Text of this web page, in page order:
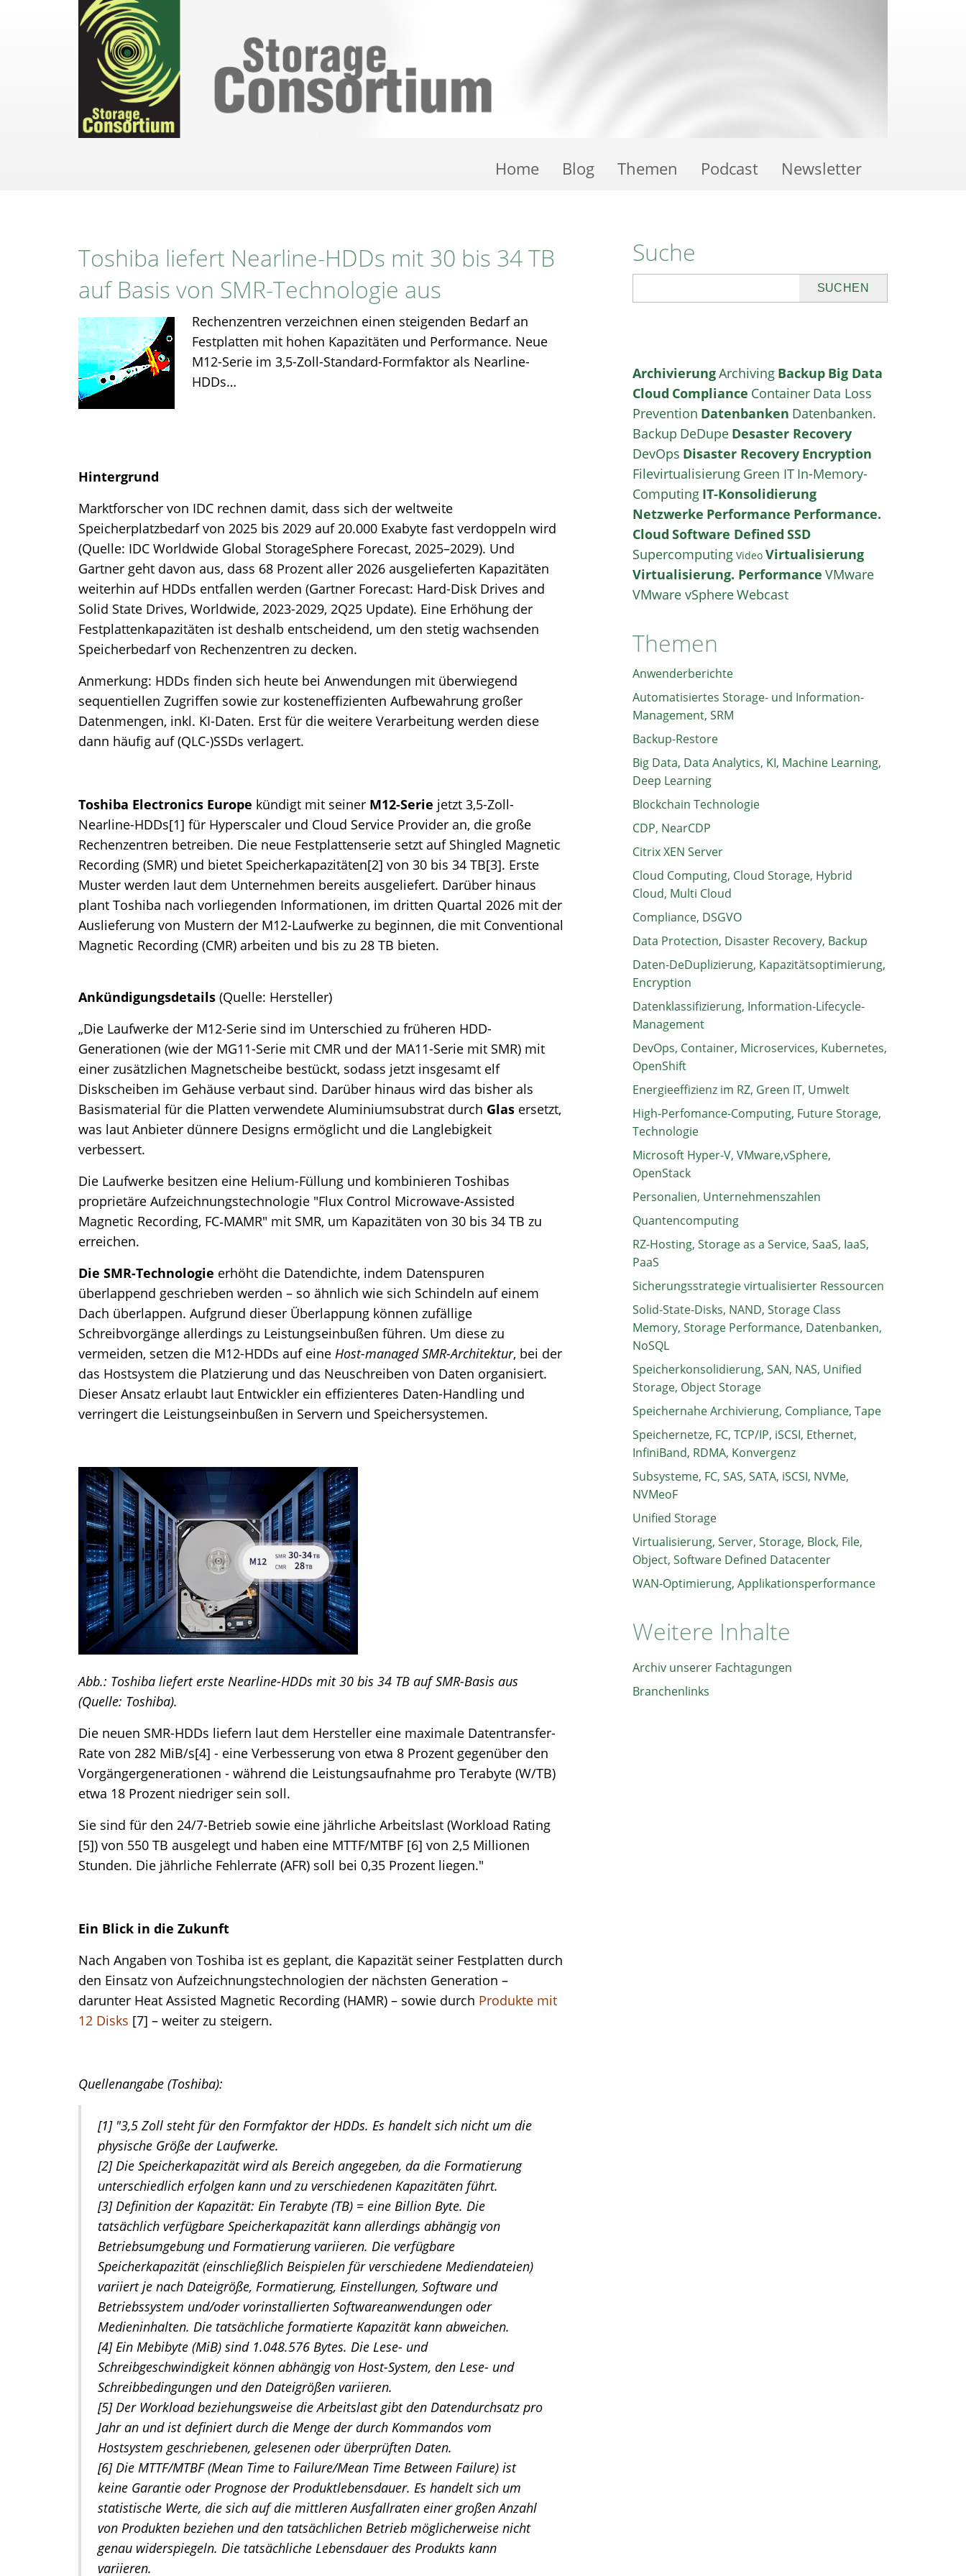
Home Blog Themen Podcast Newsletter
Toshiba liefert Nearline-HDDs mit 30 bis 34 TB
auf Basis von SMR-Technologie aus
Rechenzentren verzeichnen einen steigenden Bedarf an
Festplatten mit hohen Kapazitäten und Performance. Neue
M12-Serie im 3,5-Zoll-Standard-Formfaktor als Nearline-
HDDs…
Hintergrund
Marktforscher von IDC rechnen damit, dass sich der weltweite
Speicherplatzbedarf von 2025 bis 2029 auf 20.000 Exabyte fast verdoppeln wird
(Quelle: IDC Worldwide Global StorageSphere Forecast, 2025–2029​). Und
Gartner geht davon aus, dass 68 Prozent aller 2026 ausgelieferten Kapazitäten
weiterhin auf HDDs entfallen werden (Gartner Forecast: Hard-Disk Drives and
Solid State Drives, Worldwide, 2023-2029, 2Q25 Update​). Eine Erhöhung der
Festplattenkapazitäten ist deshalb entscheidend, um den stetig wachsenden
Speicherbedarf von Rechenzentren zu decken.
Anmerkung: HDDs finden sich heute bei Anwendungen mit überwiegend
sequentiellen Zugriffen sowie zur kosteneffizienten Aufbewahrung großer
Datenmengen, inkl. KI-Daten. Erst für die weitere Verarbeitung werden diese
dann häufig auf (QLC-)SSDs verlagert.
Toshiba Electronics Europe kündigt mit seiner M12-Serie jetzt 3,5-Zoll-
Nearline-HDDs[1] für Hyperscaler und Cloud Service Provider an, die große
Rechenzentren betreiben. Die neue Festplattenserie setzt auf Shingled Magnetic
Recording (SMR) und bietet Speicherkapazitäten[2] von 30 bis 34 TB[3]. Erste
Muster werden laut dem Unternehmen bereits ausgeliefert. Darüber hinaus
plant Toshiba nach vorliegenden Informationen, im dritten Quartal 2026 mit der
Auslieferung von Mustern der M12-Laufwerke zu beginnen, die mit Conventional
Magnetic Recording (CMR) arbeiten und bis zu 28 TB bieten.
Ankündigungsdetails (Quelle: Hersteller)
„Die Laufwerke der M12-Serie sind im Unterschied zu früheren HDD-
Generationen (wie der MG11-Serie mit CMR und der MA11-Serie mit SMR) mit
einer zusätzlichen Magnetscheibe bestückt, sodass jetzt insgesamt elf
Diskscheiben im Gehäuse verbaut sind. Darüber hinaus wird das bisher als
Basismaterial für die Platten verwendete Aluminiumsubstrat durch Glas ersetzt,
was laut Anbieter dünnere Designs ermöglicht und die Langlebigkeit
verbessert.
Die Laufwerke besitzen eine Helium-Füllung und kombinieren Toshibas
proprietäre Aufzeichnungstechnologie "Flux Control Microwave-Assisted
Magnetic Recording, FC‑MAMR" mit SMR, um Kapazitäten von 30 bis 34 TB zu
erreichen.
Die SMR-Technologie erhöht die Datendichte, indem Datenspuren
überlappend geschrieben werden – so ähnlich wie sich Schindeln auf einem
Dach überlappen. Aufgrund dieser Überlappung können zufällige
Schreibvorgänge allerdings zu Leistungseinbußen führen. Um diese zu
vermeiden, setzen die M12-HDDs auf eine Host-managed SMR-Architektur, bei der
das Hostsystem die Platzierung und das Neuschreiben von Daten organisiert.
Dieser Ansatz erlaubt laut Entwickler ein effizienteres Daten-Handling und
verringert die Leistungseinbußen in Servern und Speichersystemen.
Abb.: Toshiba liefert erste Nearline-HDDs mit 30 bis 34 TB auf SMR-Basis aus
(Quelle: Toshiba)​.
Die neuen SMR-HDDs liefern laut dem Hersteller eine maximale Datentransfer-
Rate von 282 MiB/s[4] - eine Verbesserung von etwa 8 Prozent gegenüber den
Vorgängergenerationen - während die Leistungsaufnahme pro Terabyte (W/TB)
etwa 18 Prozent niedriger sein soll.
Sie sind für den 24/7-Betrieb sowie eine jährliche Arbeitslast (Workload Rating
[5]) von 550 TB ausgelegt und haben eine MTTF/MTBF [6] von 2,5 Millionen
Stunden. Die jährliche Fehlerrate (AFR) soll bei 0,35 Prozent liegen."
Ein Blick in die Zukunft
Nach Angaben von Toshiba ist es geplant, die Kapazität seiner Festplatten durch
den Einsatz von Aufzeichnungstechnologien der nächsten Generation –
darunter Heat Assisted Magnetic Recording (HAMR) – sowie durch Produkte mit
12 Disks [7] – weiter zu steigern.
Quellenangabe (Toshiba):
[1] "3,5 Zoll steht für den Formfaktor der HDDs. Es handelt sich nicht um die
physische Größe der Laufwerke.
[2] Die Speicherkapazität wird als Bereich angegeben, da die Formatierung
unterschiedlich erfolgen kann und zu verschiedenen Kapazitäten führt.
[3] Definition der Kapazität: Ein Terabyte (TB) = eine Billion Byte. Die
tatsächlich verfügbare Speicherkapazität kann allerdings abhängig von
Betriebsumgebung und Formatierung variieren. Die verfügbare
Speicherkapazität (einschließlich Beispielen für verschiedene Mediendateien)
variiert je nach Dateigröße, Formatierung, Einstellungen, Software und
Betriebssystem und/oder vorinstallierten Softwareanwendungen oder
Medieninhalten. Die tatsächliche formatierte Kapazität kann abweichen.
[4] Ein Mebibyte (MiB) sind 1.048.576 Bytes. Die Lese- und
Schreibgeschwindigkeit können abhängig von Host-System, den Lese- und
Schreibbedingungen und den Dateigrößen variieren.
[5] Der Workload beziehungsweise die Arbeitslast gibt den Datendurchsatz pro
Jahr an und ist definiert durch die Menge der durch Kommandos vom
Hostsystem geschriebenen, gelesenen oder überprüften Daten.
[6] Die MTTF/MTBF (Mean Time to Failure/Mean Time Between Failure) ist
keine Garantie oder Prognose der Produktlebensdauer. Es handelt sich um
statistische Werte, die sich auf die mittleren Ausfallraten einer großen Anzahl
von Produkten beziehen und den tatsächlichen Betrieb möglicherweise nicht
genau widerspiegeln. Die tatsächliche Lebensdauer des Produkts kann
variieren.
Suche
ArchivierungArchiving Backup Big Data
Cloud Compliance Container Data Loss
Prevention Datenbanken Datenbanken.
Backup DeDupe Desaster Recovery
DevOps Disaster Recovery Encryption
Filevirtualisierung Green IT In-Memory-
Computing IT-Konsolidierung
Netzwerke Performance Performance.
Cloud Software Defined SSD
Supercomputing Video Virtualisierung
Virtualisierung. Performance VMware
VMware vSphereWebcast
Themen
Anwenderberichte
Automatisiertes Storage- und Information-
Management, SRM
Backup-Restore
Big Data, Data Analytics, KI, Machine Learning,
Deep Learning
Blockchain Technologie
CDP, NearCDP
Citrix XEN Server
Cloud Computing, Cloud Storage, Hybrid
Cloud, Multi Cloud
Compliance, DSGVO
Data Protection, Disaster Recovery, Backup
Daten-DeDuplizierung, Kapazitätsoptimierung,
Encryption
Datenklassifizierung, Information-Lifecycle-
Management
DevOps, Container, Microservices, Kubernetes,
OpenShift
Energieeffizienz im RZ, Green IT, Umwelt
High-Perfomance-Computing, Future Storage,
Technologie
Microsoft Hyper-V, VMware,vSphere,
OpenStack
Personalien, Unternehmenszahlen
Quantencomputing
RZ-Hosting, Storage as a Service, SaaS, IaaS,
PaaS
Sicherungsstrategie virtualisierter Ressourcen
Solid-State-Disks, NAND, Storage Class
Memory, Storage Performance, Datenbanken,
NoSQL
Speicherkonsolidierung, SAN, NAS, Unified
Storage, Object Storage
Speichernahe Archivierung, Compliance, Tape
Speichernetze, FC, TCP/IP, iSCSI, Ethernet,
InfiniBand, RDMA, Konvergenz
Subsysteme, FC, SAS, SATA, iSCSI, NVMe,
NVMeoF
Unified Storage
Virtualisierung, Server, Storage, Block, File,
Object, Software Defined Datacenter
WAN-Optimierung, Applikationsperformance
Weitere Inhalte
Archiv unserer Fachtagungen
Branchenlinks